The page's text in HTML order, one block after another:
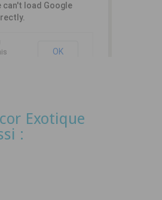
can't load Google
OK
Exotique
: